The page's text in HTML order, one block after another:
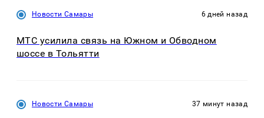
Новости Самары 6 дней назад
МТС усилила связь на Южном и Обводном
шоссе в Тольятти
Новости Самары 37 минут назад